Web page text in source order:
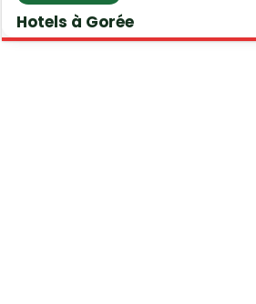
Hotels à Gorée